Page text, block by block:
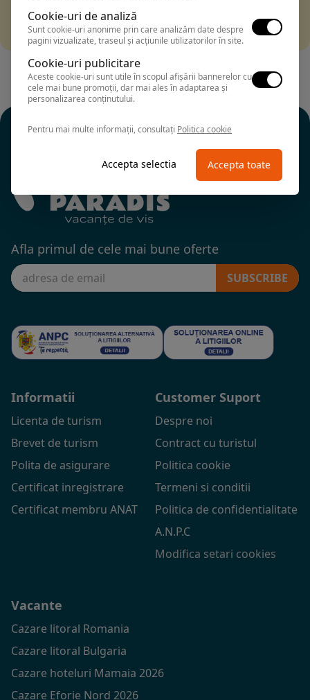
Incearca sa folosesti o cautarea mai generala sau alege
alte fitre.
Afla primul de cele mai bune oferte
SUBSCRIBE
Informatii
Licenta de turism
Brevet de turism
Polita de asigurare
Certificat inregistrare
Certificat membru ANAT
Customer Suport
Despre noi
Contract cu turistul
Politica cookie
Termeni si conditii
Politica de confidentialitate
A.N.P.C
Modifica setari cookies
Vacante
Cazare litoral Romania
Cazare litoral Bulgaria
Cazare hoteluri Mamaia 2026
Cazare Eforie Nord 2026
Cookie-uri de analiză
Sunt cookie-uri anonime prin care analizăm date despre
pagini vizualizate, traseul și acțiunile utilizatorilor în site.
Cookie-uri publicitare
Aceste cookie-uri sunt utile în scopul afișării bannerelor cu
cele mai bune promoții, dar mai ales în adaptarea și
personalizarea conținutului.
Pentru mai multe informații, consultați Politica cookie
Accepta selectia Accepta toate